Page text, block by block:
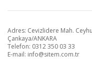
Adres: Cevizlidere Mah.
Çankaya/ANKARA
Telefon: 0312 350 03 33
E-mail: info@sitem.com.tr